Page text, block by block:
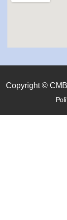
Copyright ©